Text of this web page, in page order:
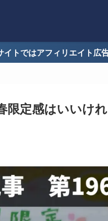
イトではアフィリエイト広
定感はいいけ